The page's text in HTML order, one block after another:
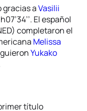
gracias aVasilii
El español
completaron el
Melissa
Yukako
título